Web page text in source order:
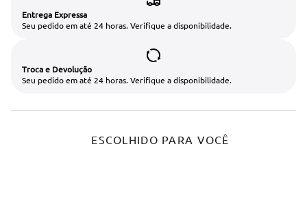
Entrega Expressa
Seu pedido em até 24 horas. Verifique a disponibilidade.
Troca e Devolução
Seu pedido em até 24 horas. Verifique a disponibilidade.
ESCOLHIDO PARA VOCÊ